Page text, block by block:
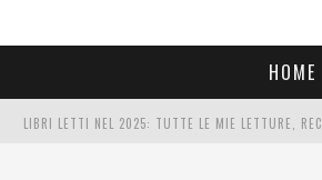
HOME
LIBRI LETTI NEL 2025: TUTTE LE MIE LETTURE,